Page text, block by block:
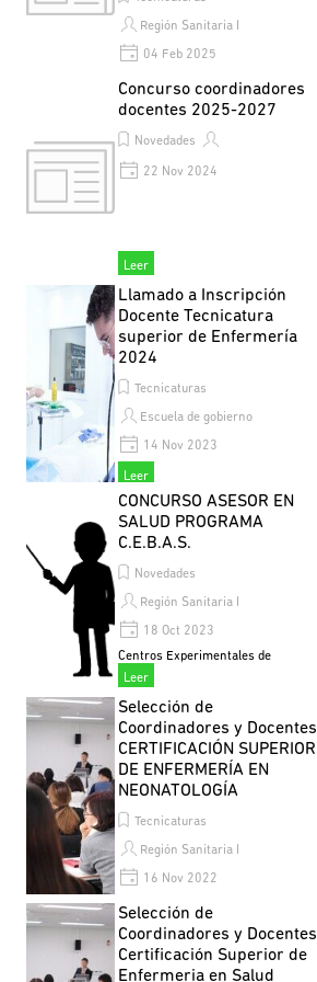
Región Sanitaria I
04 Feb 2025
Leer
Concurso coordinadores
docentes 2025-2027
Novedades
22 Nov 2024
Leer
Llamado a Inscripción
Docente Tecnicatura
superior de Enfermería
2024
Tecnicaturas
Escuela de gobierno
14 Nov 2023
Llamado a Inscripción Docente
Leer
CONCURSO ASESOR EN
SALUD PROGRAMA
C.E.B.A.S.
Novedades
Región Sanitaria I
18 Oct 2023
Centros Experimentales de
Bachillerato para Adultos con
(Convenio N°16/03)
Leer
Selección de
Coordinadores y Docentes
CERTIFICACIÓN SUPERIOR
DE ENFERMERÍA EN
NEONATOLOGÍA
Tecnicaturas
Región Sanitaria I
16 Nov 2022
Se solicita a los postulantes luego
inscripción enviar al mail
adjuntando Currículum Vitae, copia
Leer
Selección de
Coordinadores y Docentes
Certificación Superior de
Enfermeria en Salud